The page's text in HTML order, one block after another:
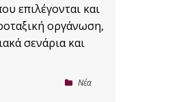
επιλέγονται και
οργάνωση,
σενάρια και
Nέα